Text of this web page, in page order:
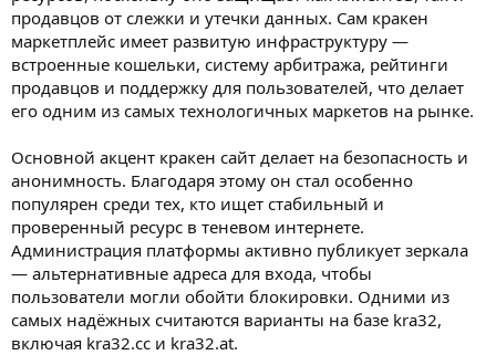
продавцов от слежки и утечки данных. Сам кракен
маркетплейс имеет развитую инфраструктуру —
встроенные кошельки, систему арбитража, рейтинги
продавцов и поддержку для пользователей, что делает
его одним из самых технологичных маркетов на рынке.
Основной акцент кракен сайт делает на безопасность и
анонимность. Благодаря этому он стал особенно
популярен среди тех, кто ищет стабильный и
проверенный ресурс в теневом интернете.
Администрация платформы активно публикует зеркала
— альтернативные адреса для входа, чтобы
пользователи могли обойти блокировки. Одними из
самых надёжных считаются варианты на базе kra32,
включая kra32.cc и kra32.at.